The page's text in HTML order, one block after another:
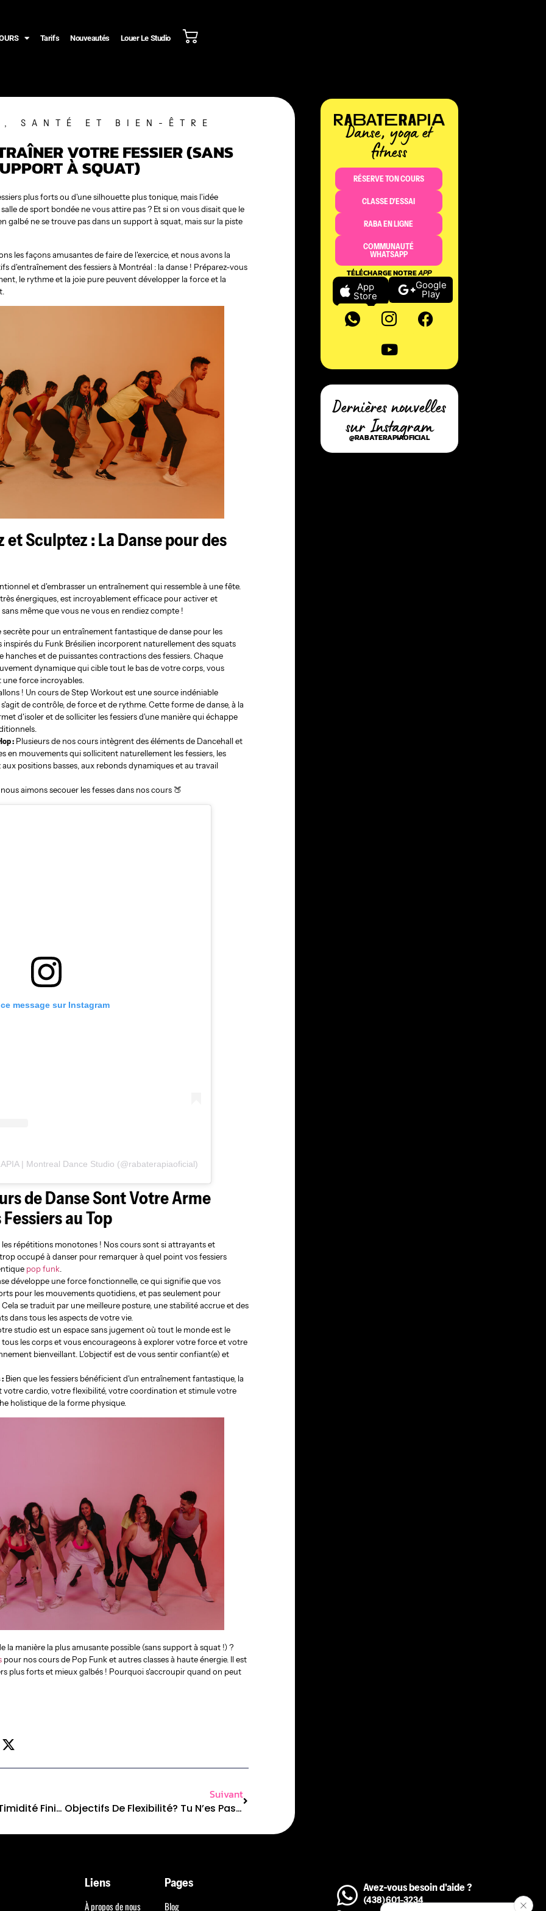
Tarifs Nouveautés Louer Le Studio
, SANTÉ ET BIEN-ÊTRE
VOTRE FESSIER (SANS
À SQUAT)
plus forts ou d'une silhouette plus tonique, mais l'idée
de sport bondée ne vous attire pas ? Et si on vous disait que le
galbé ne se trouve pas dans un support à squat, mais sur la piste
les façons amusantes de faire de l'exercice, et nous avons la
d'entraînement des fessiers à Montréal : la danse ! Préparez-vous
le rythme et la joie pure peuvent développer la force et la
et Sculptez : La Danse pour des
et d'embrasser un entraînement qui ressemble à une fête.
énergiques, est incroyablement efficace pour activer et
même que vous ne vous en rendiez compte !
pour un entraînement fantastique de danse pour les
inspirés du Funk Brésilien incorporent naturellement des squats
hanches et de puissantes contractions des fessiers. Chaque
dynamique qui cible tout le bas de votre corps, vous
force incroyables.
! Un cours de Step Workout est une source indéniable
de contrôle, de force et de rythme. Cette forme de danse, à la
d'isoler et de solliciter les fessiers d'une manière qui échappe
:Plusieurs de nos cours intègrent des éléments de Dancehall et
en mouvements qui sollicitent naturellement les fessiers, les
positions basses, aux rebonds dynamiques et au travail
aimons secouer les fesses dans nos cours 🍑
message sur Instagram
| Montreal Dance Studio (@rabaterapiaoficial)
de Danse Sont Votre Arme
au Top
répétitions monotones ! Nos cours sont si attrayants et
occupé à danser pour remarquer à quel point vos fessiers
pop funk.
développe une force fonctionnelle, ce qui signifie que vos
pour les mouvements quotidiens, et pas seulement pour
se traduit par une meilleure posture, une stabilité accrue et des
dans tous les aspects de votre vie.
studio est un espace sans jugement où tout le monde est le
les corps et vous encourageons à explorer votre force et votre
bienveillant. L'objectif est de vous sentir confiant(e) et
:Bien que les fessiers bénéficient d'un entraînement fantastique, la
votre cardio, votre flexibilité, votre coordination et stimule votre
holistique de la forme physique.
la manière la plus amusante possible (sans support à squat !) ?
pour nos cours de Pop Funk et autres classes à haute énergie. Il est
plus forts et mieux galbés ! Pourquoi s'accroupir quand on peut
Chair Dance : Là Où La Timidité Finit Et La Coquetterie Commence
Suivant
Objectifs De Flexibilité? Tu N’es Pas « Trop Raide » — Tu Débutes Simplement.
Danse, yoga et
fitness
RÉSERVE TON COURS
CLASSE D'ESSAI
RABA EN LIGNE
COMMUNAUTÉ
WHATSAPP
TÉLÉCHARGE NOTREAPP
App
Store
Google
Play
Dernières nouvelles
sur Instagram
@RABATERAPIAOFICIAL
Liens
À propos de nous
Pages
Blog
Avez-vous besoin d'aide ?
(438)601-3234